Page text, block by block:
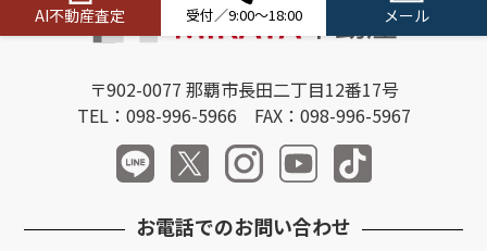
AI不動産査定 受付／9:00～18:00 メール
〒902-0077 那覇市長田二丁目12番17号
TEL：098-996-5966 FAX：098-996-5967
お電話でのお問い合わせ